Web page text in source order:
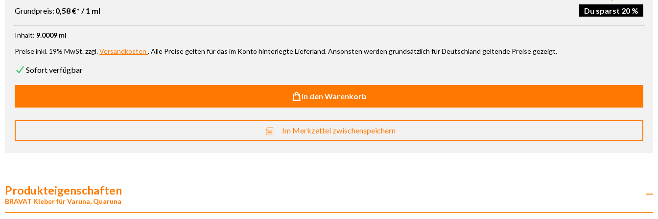
Grundpreis: 0,58 €* / 1 ml Du sparst 20 %
Inhalt: 9.0009 ml
Preise inkl. 19% MwSt. zzgl.Versandkosten . Alle Preise gelten für das im Konto hinterlegte Lieferland. Ansonsten werden grundsätzlich für Deutschland geltende Preise gezeigt.
Sofort verfügbar
In den Warenkorb
Im Merkzettel zwischenspeichern
Produkteigenschaften
BRAVAT Kleber für Varuna, Quaruna